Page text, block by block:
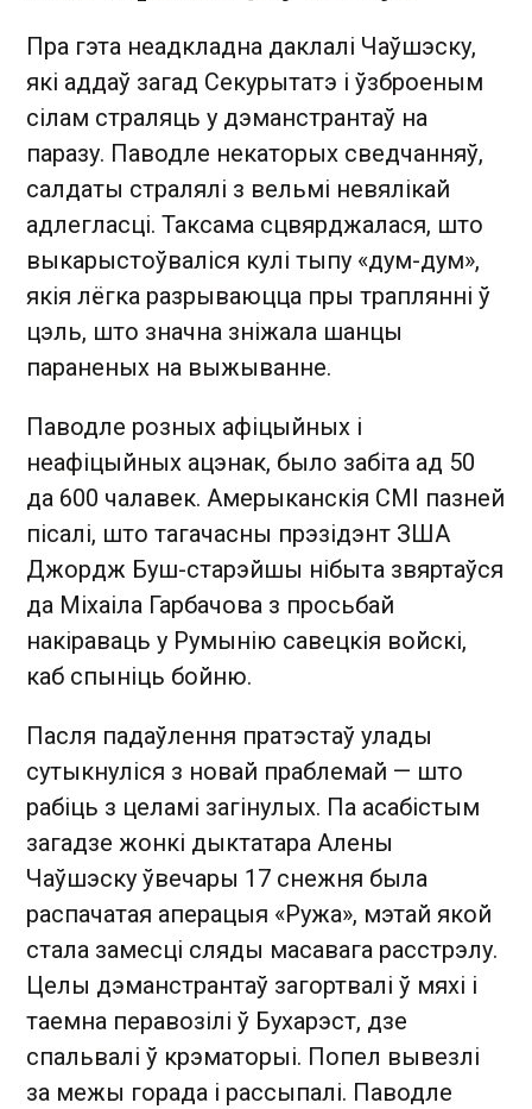
Пра гэта неадкладна даклалі Чаўшэску,
які аддаў загад Секурытатэ і ўзброеным
сілам страляць у дэманстрантаў на
паразу. Паводле некаторых сведчанняў,
салдаты стралялі з вельмі невялікай
адлегласці. Таксама сцвярджалася, што
выкарыстоўваліся кулі тыпу «дум-дум»,
якія лёгка разрываюцца пры траплянні ў
цэль, што значна зніжала шанцы
параненых на выжыванне.
Паводле розных афіцыйных і
неафіцыйных ацэнак, было забіта ад 50
да 600 чалавек. Амерыканскія СМІ пазней
пісалі, што тагачасны прэзідэнт ЗША
Джордж Буш-старэйшы нібыта звяртаўся
да Міхаіла Гарбачова з просьбай
накіраваць у Румынію савецкія войскі,
каб спыніць бойню.
Пасля падаўлення пратэстаў улады
сутыкнуліся з новай праблемай — што
рабіць з целамі загінулых. Па асабістым
загадзе жонкі дыктатара Алены
Чаўшэску ўвечары 17 снежня была
распачатая аперацыя «Ружа», мэтай якой
стала замесці сляды масавага расстрэлу.
Целы дэманстрантаў загортвалі ў мяхі і
таемна перавозілі ў Бухарэст, дзе
спальвалі ў крэматорыі. Попел вывезлі
за межы горада і рассыпалі. Паводле